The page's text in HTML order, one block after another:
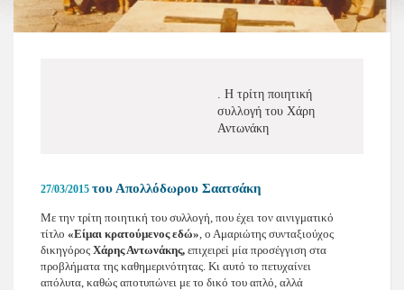
. Η τρίτη ποιητική
συλλογή του Χάρη
Αντωνάκη
27/03/2015 του Απολλόδωρου Σαατσάκη
Με την τρίτη ποιητική του συλλογή, που έχει τον αινιγματικό
τίτλο «Είμαι κρατούμενος εδώ» , ο Αμαριώτης συνταξιούχος
δικηγόρος Χάρης Αντωνάκης, επιχειρεί μία προσέγγιση στα
προβλήματα της καθημερινότητας. Κι αυτό το πετυχαίνει
απόλυτα, καθώς αποτυπώνει με το δικό του απλό, αλλά